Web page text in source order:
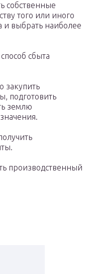
собственные
того или иного
и выбрать наиболее
сбыта
закупить
подготовить
землю
производственный